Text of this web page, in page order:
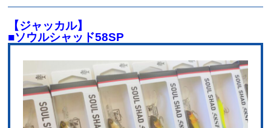
【ジャッカル】
■ソウルシャッド58SP